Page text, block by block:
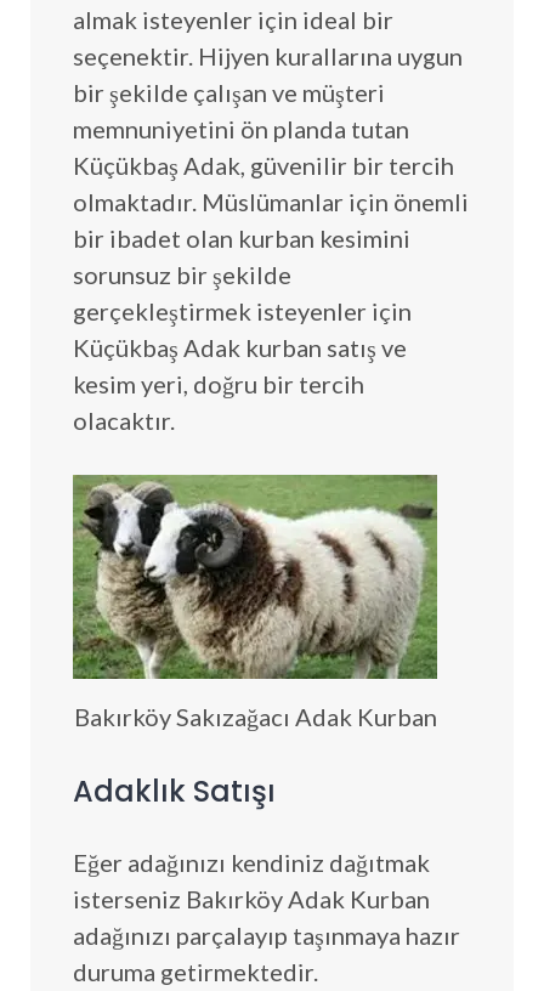
almak isteyenler için ideal bir
seçenektir. Hijyen kurallarına uygun
bir şekilde çalışan ve müşteri
memnuniyetini ön planda tutan
Küçükbaş Adak, güvenilir bir tercih
olmaktadır. Müslümanlar için önemli
bir ibadet olan kurban kesimini
sorunsuz bir şekilde
gerçekleştirmek isteyenler için
Küçükbaş Adak kurban satış ve
kesim yeri, doğru bir tercih
olacaktır.
Bakırköy Sakızağacı Adak Kurban
Adaklık Satışı
Eğer adağınızı kendiniz dağıtmak
isterseniz Bakırköy Adak Kurban
adağınızı parçalayıp taşınmaya hazır
duruma getirmektedir.